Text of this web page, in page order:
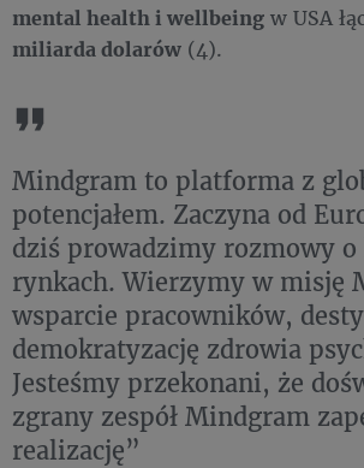
mental health i wellbeing w USA
miliarda dolarów (4).
Mindgram to platforma z
potencjałem. Zaczyna od
dziś prowadzimy rozmowy
rynkach. Wierzymy w misję
wsparcie pracowników,
demokratyzację zdrowia
Jesteśmy przekonani, że
zgrany zespół Mindgram
realizację”